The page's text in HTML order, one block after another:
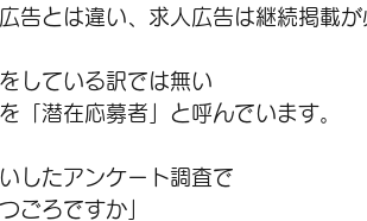
告とは違い、求人広告は継続掲載が
している訳では無い
「潜在応募者」と呼んでいます。
したアンケート調査で
ごろですか」